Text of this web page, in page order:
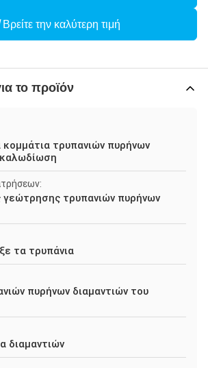
Βρείτε την καλύτερη τιμή
το προϊόν
κομμάτια τρυπανιών πυρήνων
καλωδίωση
γεώτρησης τρυπανιών πυρήνων
τα τρυπάνια
πυρήνων διαμαντιών του
διαμαντιών